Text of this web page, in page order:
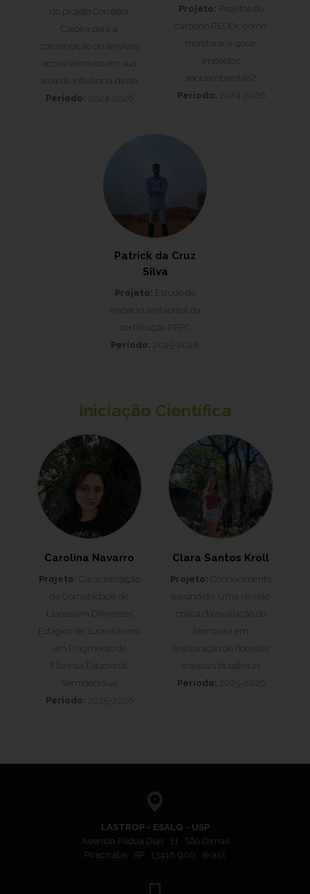
do projeto Corredor
Caipira para a
conservação de serviços
ecossistêmicos em sua
área de influência direta
Período: 2024-2026
Projeto: Projetos de
carbono REDD+: como
monitorar e gerar
impactos
socioambientais?
Período: 2024-2026
Patrick da Cruz
Silva
Projeto: Estudo de
Impacto ambiental da
certificação PEFC
Período: 2025-2028
Iniciação Científica
Carolina Navarro
Projeto: Caracterização
da Comunidade de
Lianas em Diferentes
Estágios de Sucessão em
um Fragmento de
Floresta Estacional
Semidecidual
Período: 2025-2026
Clara Santos Kroll
Projeto: Conhecimento
escondido: Uma revisão
crítica da avaliação de
biomassa em
restauração de florestas
tropicais brasileiras
Período: 2025-2026
LASTROP - ESALQ - USP
Avenida Pádua Dias 11 São Dimas
Piracicaba SP 13418 900 Brasil